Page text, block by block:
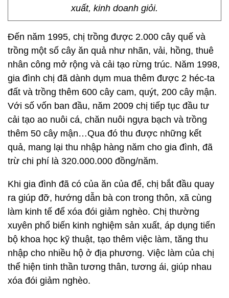
xuất, kinh doanh giỏi.
Đến năm 1995, chị trồng được 2.000 cây quế và
trồng một số cây ăn quả như nhãn, vải, hồng, thuê
nhân công mở rộng và cải tạo rừng trúc. Năm 1998,
gia đình chị đã dành dụm mua thêm được 2 héc-ta
đất và trồng thêm 600 cây cam, quýt, 200 cây mận.
Với số vốn ban đầu, năm 2009 chị tiếp tục đầu tư
cải tạo ao nuôi cá, chăn nuôi ngựa bạch và trồng
thêm 50 cây mận…Qua đó thu được những kết
quả, mang lại thu nhập hàng năm cho gia đình, đã
trừ chi phí là 320.000.000 đồng/năm.
Khi gia đình đã có của ăn của để, chị bắt đầu quay
ra giúp đỡ, hướng dẫn bà con trong thôn, xã cùng
làm kinh tế để xóa đói giảm nghèo. Chị thường
xuyên phổ biến kinh nghiệm sản xuất, áp dụng tiến
bộ khoa học kỹ thuật, tạo thêm việc làm, tăng thu
nhập cho nhiều hộ ở địa phương. Việc làm của chị
thể hiện tinh thần tương thân, tương ái, giúp nhau
xóa đói giảm nghèo.